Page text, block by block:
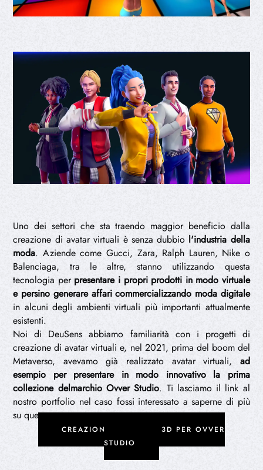
Uno dei settori che sta traendo maggior beneficio dalla
creazione di avatar virtuali è senza dubbio l'industria della
moda. Aziende come Gucci, Zara, Ralph Lauren, Nike o
Balenciaga, tra le altre, stanno utilizzando questa
tecnologia per presentare i propri prodotti in modo virtuale
e persino generare affari commercializzando moda digitale
in alcuni degli ambienti virtuali più importanti attualmente
esistenti.
Noi di DeuSens abbiamo familiarità con i progetti di
creazione di avatar virtuali e, nel 2021, prima del boom del
Metaverso, avevamo già realizzato avatar virtuali, ad
esempio per presentare in modo innovativo la prima
collezione delmarchio Ovver Studio. Ti lasciamo il link al
nostro portfolio nel caso fossi interessato a saperne di più
su questo progetto.
CREAZIONE DI AVATAR 3D PER OVVER
STUDIO